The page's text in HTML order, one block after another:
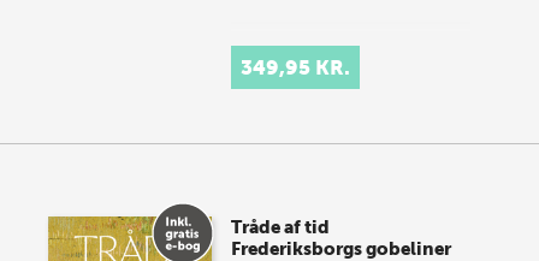
349,95 KR.
Tråde af tid
Frederiksborgs gobeliner